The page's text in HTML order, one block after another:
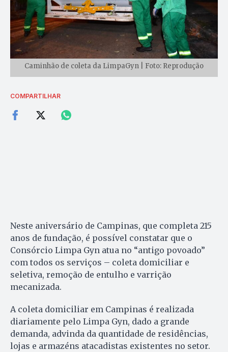
Caminhão de coleta da LimpaGyn | Foto: Reprodução
COMPARTILHAR
Neste aniversário de Campinas, que completa 215
anos de fundação, é possível constatar que o
Consórcio Limpa Gyn atua no “antigo povoado”
com todos os serviços – coleta domiciliar e
seletiva, remoção de entulho e varrição
mecanizada.
A coleta domiciliar em Campinas é realizada
diariamente pelo Limpa Gyn, dado a grande
demanda, advinda da quantidade de residências,
lojas e armazéns atacadistas existentes no setor.